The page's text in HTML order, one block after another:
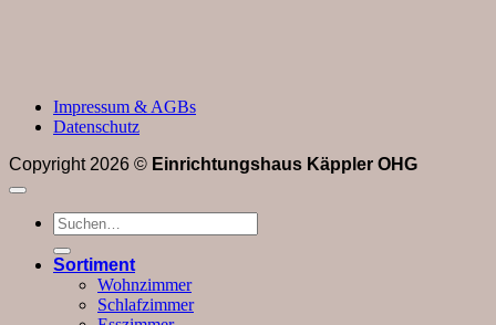
Impressum & AGBs
Datenschutz
Copyright 2026 © Einrichtungshaus Käppler OHG
Suchen
nach:
Sortiment
Wohnzimmer
Schlafzimmer